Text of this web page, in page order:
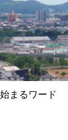
まるワード